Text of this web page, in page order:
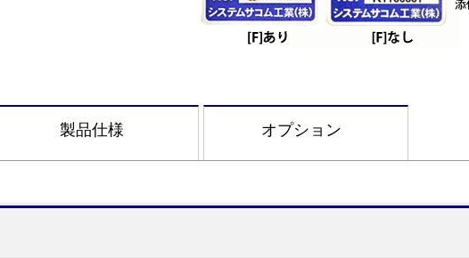
製品仕様 オプション